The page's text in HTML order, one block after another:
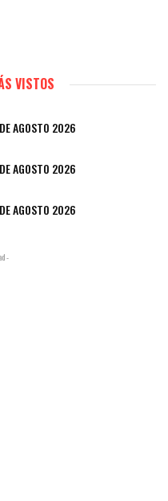
VISTOS
AGOSTO 2026
AGOSTO 2026
AGOSTO 2026
-